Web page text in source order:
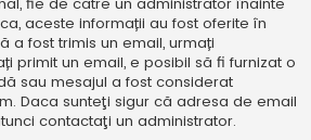
aceste informații au fost oferite în
a fost trimis un email, urmați
primit un email, e posibil să fi furnizat o
sau mesajul a fost considerat
Daca sunteţi sigur că adresa de email
contactaţi un administrator.